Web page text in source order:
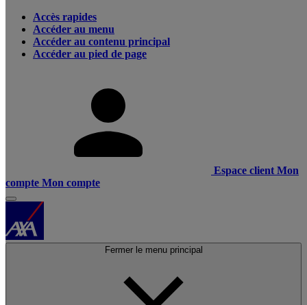
Accès rapides
Accéder au menu
Accéder au contenu principal
Accéder au pied de page
Espace client Mon
compte Mon compte
Fermer le menu principal